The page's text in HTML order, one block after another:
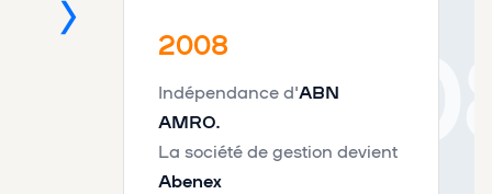
2008
Indépendance d'ABN
AMRO.
La société de gestion devient
Abenex